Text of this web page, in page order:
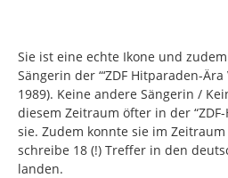
Sie ist eine echte Ikone und
Sängerin der “‘ZDF Hitparaden-
1989). Keine andere Sängerin /
diesem Zeitraum öfter in der
sie. Zudem konnte sie im Zeitraum
schreibe 18 (!) Treffer in den
landen.